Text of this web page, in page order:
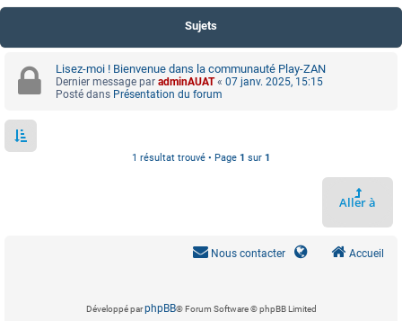
Sujets
Lisez-moi ! Bienvenue dans la communauté Play-ZAN
Dernier message par adminAUAT« 07 janv. 2025, 15:15
Posté dans Présentation du forum
1 résultat trouvé • Page 1 sur 1
Aller à
Accueil
Nous contacter
Développé parphpBB® Forum Software © phpBB Limited